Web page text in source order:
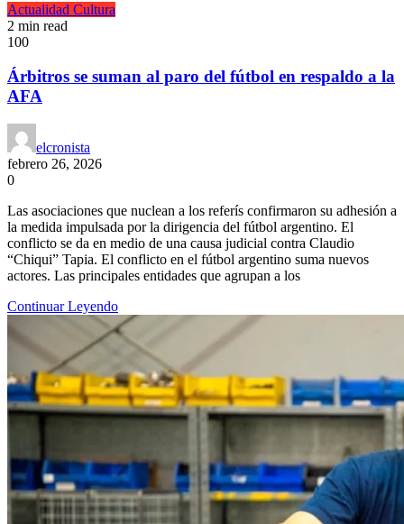
Actualidad Cultura
2 min read
100
Árbitros se suman al paro del fútbol en respaldo a la
AFA
elcronista
febrero 26, 2026
0
Las asociaciones que nuclean a los referís confirmaron su adhesión a
la medida impulsada por la dirigencia del fútbol argentino. El
conflicto se da en medio de una causa judicial contra Claudio
“Chiqui” Tapia. El conflicto en el fútbol argentino suma nuevos
actores. Las principales entidades que agrupan a los
Continuar Leyendo